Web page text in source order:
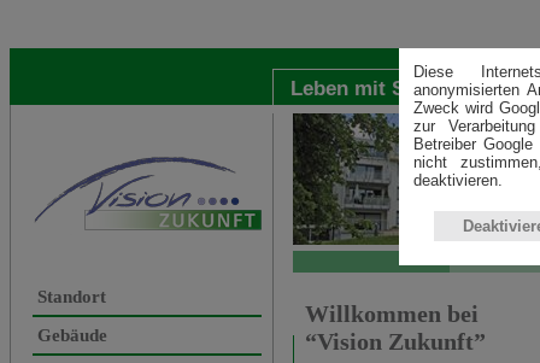
Leben mit Sicherheit und
Standort
Gebäude
Willkommen bei
“Vision Zukunft”
Diese
anonymisierten
Zweck wird
zur
Betreiber
nicht
deaktivieren.